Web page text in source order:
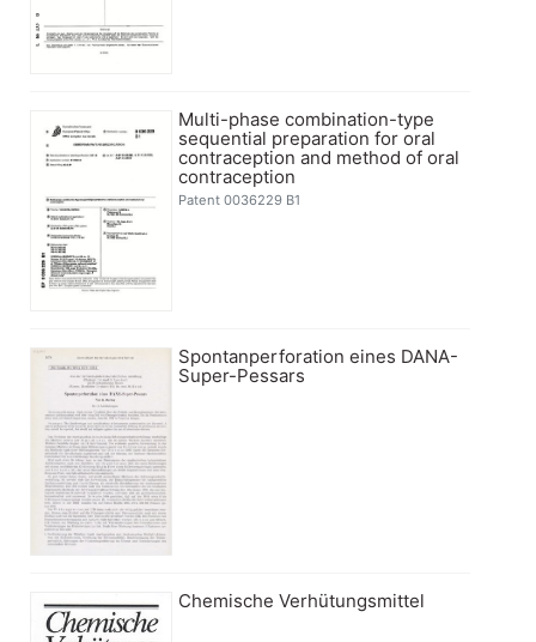
Multi-phase combination-type
sequential preparation for oral
contraception and method of oral
contraception
Patent 0036229 B1
Spontanperforation eines DANA-
Super-Pessars
Chemische Verhütungsmittel